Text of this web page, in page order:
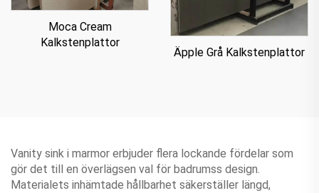
Moca Cream
Kalkstenplattor
Äpple Grå Kalkstenplattor
Vanity sink i marmor erbjuder flera lockande fördelar som
gör det till en överlägsen val för badrumss design.
Materialets inhämtade hållbarhet säkerställer längd,